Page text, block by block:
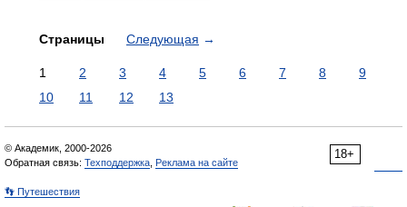
Страницы Следующая →
1 2 3 4 5 6 7 8
9
10
11 12 13
18+
© Академик, 2000-2026
Обратная связь: Техподдержка Реклама на сайте
👣 Путешествия